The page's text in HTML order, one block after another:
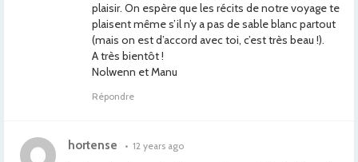
plaisir. On espère que les récits de notre voyage te
plaisent même s’il n’y a pas de sable blanc partout
(mais on est d’accord avec toi, c’est très beau !).
A très bientôt !
Nolwenn et Manu
Répondre
hortense • 12 years ago